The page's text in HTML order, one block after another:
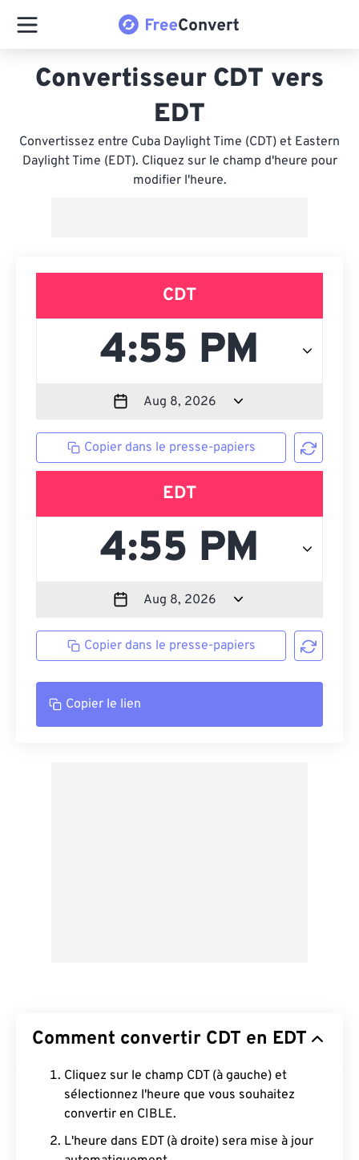
Convertisseur CDT vers
EDT
Convertissez entre Cuba Daylight Time (CDT) et Eastern
Daylight Time (EDT). Cliquez sur le champ d'heure pour
modifier l'heure.
CDT
Copier dans le presse-papiers
EDT
Copier dans le presse-papiers
Copier le lien
Comment convertir CDT en EDT
Cliquez sur le champ CDT (à gauche) et
sélectionnez l'heure que vous souhaitez
convertir en CIBLE.
L'heure dans EDT (à droite) sera mise à jour